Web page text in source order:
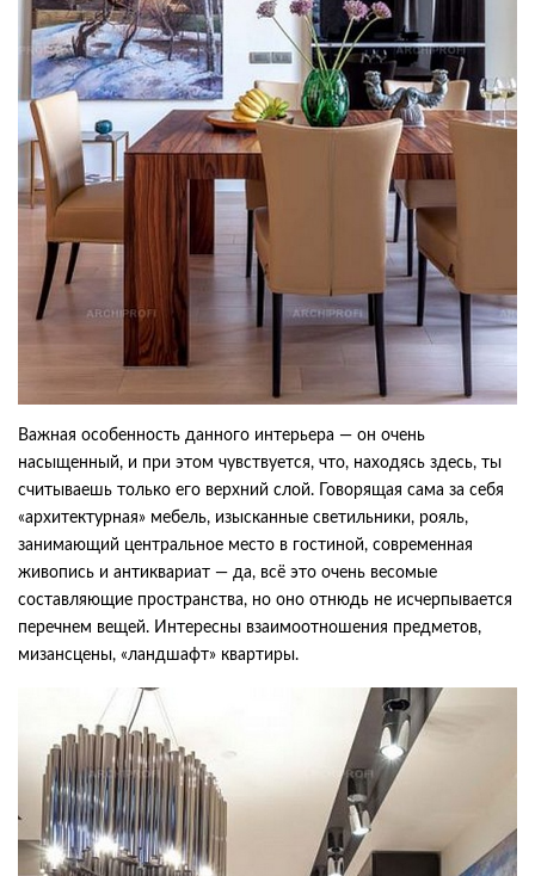
Важная особенность данного интерьера — он очень
насыщенный, и при этом чувствуется, что, находясь здесь, ты
считываешь только его верхний слой. Говорящая сама за себя
«архитектурная» мебель, изысканные светильники, рояль,
занимающий центральное место в гостиной, современная
живопись и антиквариат — да, всё это очень весомые
составляющие пространства, но оно отнюдь не исчерпывается
перечнем вещей. Интересны взаимоотношения предметов,
мизансцены, «ландшафт» квартиры.